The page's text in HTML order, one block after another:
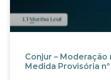
Conjur – Moderação
Medida Provisória nº